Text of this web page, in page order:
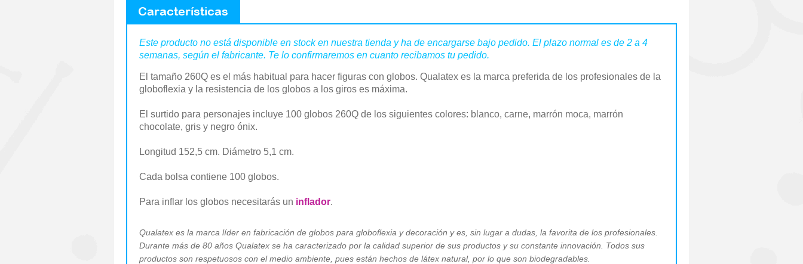
Características
Este producto no está disponible en stock en nuestra tienda y ha de encargarse bajo pedido. El plazo normal es de 2 a 4
semanas, según el fabricante. Te lo confirmaremos en cuanto recibamos tu pedido.
El tamaño 260Q es el más habitual para hacer figuras con globos. Qualatex es la marca preferida de los profesionales de la
globoflexia y la resistencia de los globos a los giros es máxima.
El surtido para personajes incluye 100 globos 260Q de los siguientes colores: blanco, carne, marrón moca, marrón
chocolate, gris y negro ónix.
Longitud 152,5 cm. Diámetro 5,1 cm.
Cada bolsa contiene 100 globos.
Para inflar los globos necesitarás un inflador.
Qualatex es la marca líder en fabricación de globos para globoflexia y decoración y es, sin lugar a dudas, la favorita de los profesionales.
Durante más de 80 años Qualatex se ha caracterizado por la calidad superior de sus productos y su constante innovación. Todos sus
productos son respetuosos con el medio ambiente, pues están hechos de látex natural, por lo que son biodegradables.